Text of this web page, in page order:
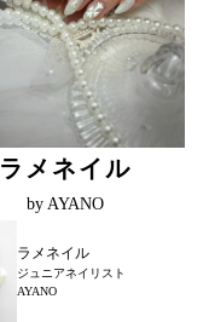
ラメネイル
by AYANO
ラメネイル
ジュニアネイリスト
AYANO